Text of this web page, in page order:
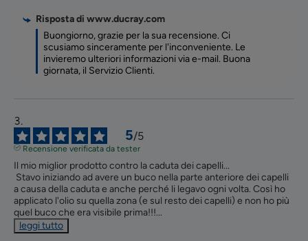
Risposta di www.ducray.com
Buongiorno, grazie per la sua recensione. Ci
scusiamo sinceramente per l'inconveniente. Le
invieremo ulteriori informazioni via e-mail. Buona
giornata, il Servizio Clienti.
5/5
Recensione verificata da tester
Il mio miglior prodotto contro la caduta dei capelli...
a causa della caduta e anche perché li legavo ogni volta. Così ho
applicato l'olio su quella zona (e sul resto dei capelli) e non ho più
quel buco che era visibile prima!!!...
leggi tutto